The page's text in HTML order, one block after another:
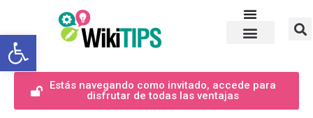
Abrir barra de herramientas
Estás navegando como invitado, accede para
disfrutar de todas las ventajas